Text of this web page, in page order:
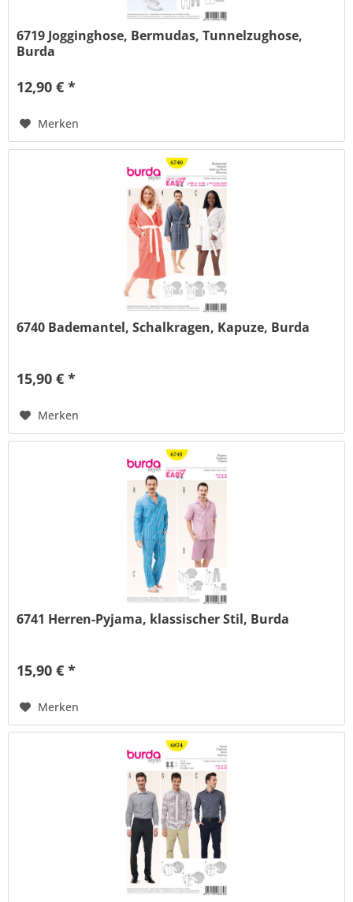
6719 Jogginghose, Bermudas, Tunnelzughose,
Burda
12,90 € *
Merken
6740 Bademantel, Schalkragen, Kapuze, Burda
15,90 € *
Merken
6741 Herren-Pyjama, klassischer Stil, Burda
15,90 € *
Merken